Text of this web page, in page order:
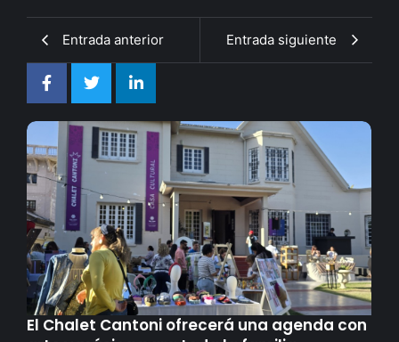
Entrada anterior Entrada siguiente
arielsampaolesy
El Chalet Cantoni ofrecerá una agenda con